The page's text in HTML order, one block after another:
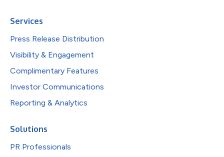
Services
Press Release Distribution
Visibility & Engagement
Complimentary Features
Investor Communications
Reporting & Analytics
Solutions
PR Professionals